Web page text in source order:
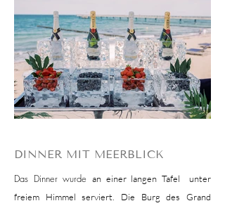
DINNER MIT MEERBLICK
Das Dinner wurde an einer langen Tafel unter
freiem Himmel serviert. Die Burg des Grand